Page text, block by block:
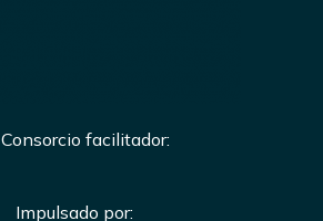
Consorcio facilitador:
Impulsado por: